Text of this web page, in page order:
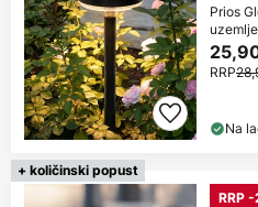
Prios
RRP
Na
+ količinski popust
RRP